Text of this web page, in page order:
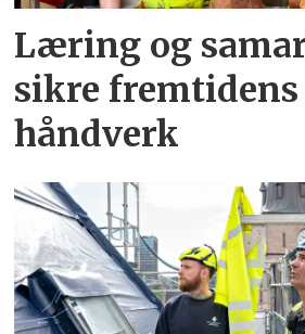
Læring og
sikre fremtidens
håndverk